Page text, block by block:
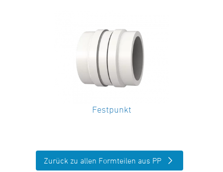
Festpunkt
Zurück zu allen Formteilen aus PP